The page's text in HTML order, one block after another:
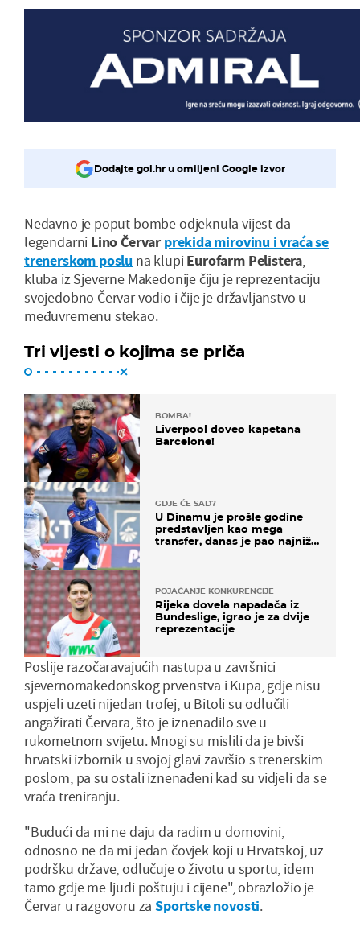
Dodajte gol.hr u omiljeni Google izvor
Nedavno je poput bombe odjeknula vijest da
legendarni Lino Červar prekida mirovinu i vraća se
trenerskom poslu na klupi Eurofarm Pelistera,
kluba iz Sjeverne Makedonije čiju je reprezentaciju
svojedobno Červar vodio i čije je državljanstvo u
međuvremenu stekao.
Tri vijesti o kojima se priča
BOMBA!
Liverpool doveo kapetana
Barcelone!
GDJE ĆE SAD?
U Dinamu je prošle godine
predstavljen kao mega
transfer, danas je pao najniže
POJAČANJE KONKURENCIJE
Rijeka dovela napadača iz
Bundeslige, igrao je za dvije
reprezentacije
Poslije razočaravajućih nastupa u završnici
sjevernomakedonskog prvenstva i Kupa, gdje nisu
uspjeli uzeti nijedan trofej, u Bitoli su odlučili
angažirati Červara, što je iznenadilo sve u
rukometnom svijetu. Mnogi su mislili da je bivši
hrvatski izbornik u svojoj glavi završio s trenerskim
poslom, pa su ostali iznenađeni kad su vidjeli da se
vraća treniranju.
"Budući da mi ne daju da radim u domovini,
odnosno ne da mi jedan čovjek koji u Hrvatskoj, uz
podršku države, odlučuje o životu u sportu, idem
tamo gdje me ljudi poštuju i cijene", obrazložio je
Červar u razgovoru zaSportske novosti.